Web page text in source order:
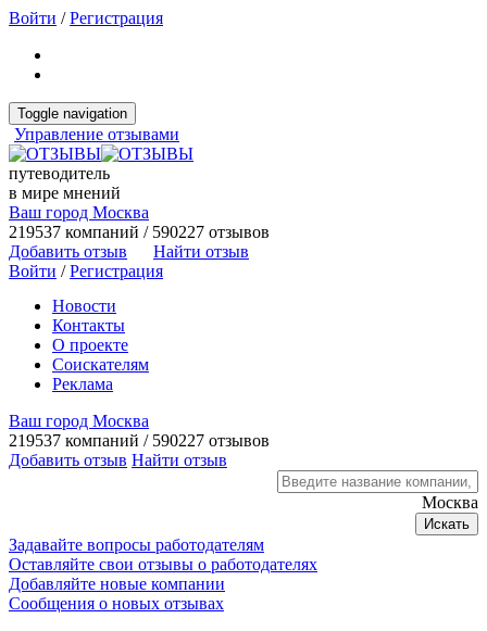
Войти /Регистрация
Toggle navigation
Управление отзывами
путеводитель
в мире мнений
Ваш город Москва
219537 компаний / 590227 отзывов
Добавить отзыв
Найти отзыв
Войти /Регистрация
Новости
Контакты
О проекте
Соискателям
Реклама
Ваш город Москва
219537 компаний / 590227 отзывов
Добавить отзыв Найти отзыв
Москва
Искать
Задавайте вопросы работодателям
Оставляйте свои отзывы о работодателях
Добавляйте новые компании
Сообщения о новых отзывах